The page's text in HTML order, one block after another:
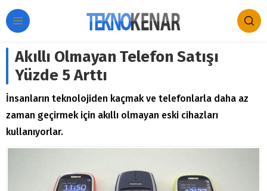
Akıllı Olmayan Telefon Satışı
Yüzde 5 Arttı
İnsanların teknolojiden kaçmak ve telefonlarla daha az
zaman geçirmek için akıllı olmayan eski cihazları
kullanıyorlar.